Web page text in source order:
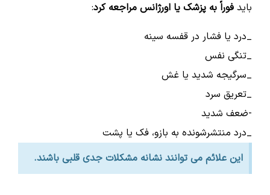
باید فوراً به پزشک یا اورژانس مراجعه کرد:
_درد یا فشار در قفسه سینه
_تنگی نفس
_سرگیجه شدید یا غش
_تعریق سرد
-ضعف شدید
_درد منتشرشونده به بازو، فک یا پشت
این علائم می توانند نشانه مشکلات جدی قلبی باشند.